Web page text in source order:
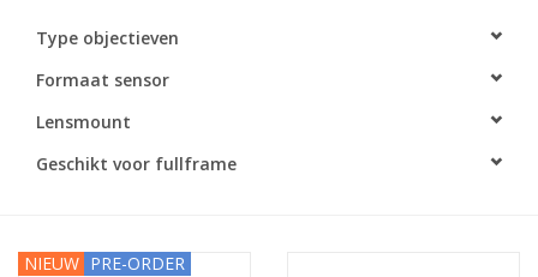
Type objectieven
Formaat sensor
Lensmount
Geschikt voor fullframe
NIEUW PRE-ORDER